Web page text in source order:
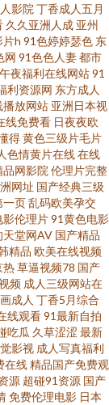
色免费网站 欧美一
原创 欧美做爱直播
机福利导航网 日本
色网 欧美日韩国产
福AⅤ 免费看的黄色
试看福利 日韩A级
网站 色色视频 中文
电影色色 91高跟白
洲一区伪娘射精 97
片操逼 91大神导航
影院 丁香成人五月
久久亚洲人成 亚州
片h 91色婷婷瑟色 东
网 91色色人妻都市
午夜福利在线网站91
利资源网 东方成人
播放网站 亚洲日本视
线免费看 日夜夜欧
得黄色三级片毛片
色情黄片在线在线
品网影院 伦理片完整
网址 国产经典三级
一页乱码欧美孕交
影伦理片91黄色电影
天堂网AV 国产精品
精品 欧美在线视频
热草逼视频78 国产
频 成人三级网站在
成人 丁香5月综合
线观看91最新自拍
吃瓜 久草涩涩 最新
影视 成人写真福利
在线精品国产免费观
源 超碰91资源 国产
免费伦理电影 日本